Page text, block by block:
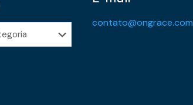
contato@ongrace.com